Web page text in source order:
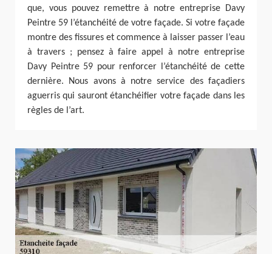
que, vous pouvez remettre à notre entreprise Davy
Peintre 59 l’étanchéité de votre façade. Si votre façade
montre des fissures et commence à laisser passer l’eau
à travers ; pensez à faire appel à notre entreprise
Davy Peintre 59 pour renforcer l’étanchéité de cette
dernière. Nous avons à notre service des façadiers
aguerris qui sauront étanchéifier votre façade dans les
règles de l’art.